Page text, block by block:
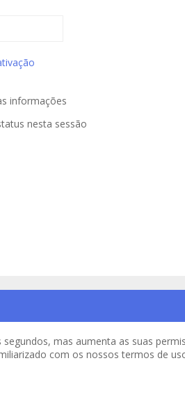
informações
nesta sessão
mas aumenta as suas
com os nossos termos de